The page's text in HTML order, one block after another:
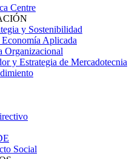
Centre
y Sostenibilidad
Aplicada
Organizacional
y Estrategia de Mercadotecnia
Social